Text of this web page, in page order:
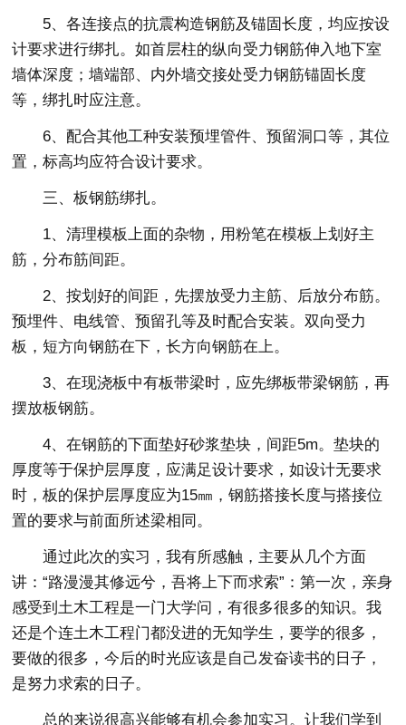
5、各连接点的抗震构造钢筋及锚固长度，均应按设
计要求进行绑扎。如首层柱的纵向受力钢筋伸入地下室
墙体深度；墙端部、内外墙交接处受力钢筋锚固长度
等，绑扎时应注意。
6、配合其他工种安装预埋管件、预留洞口等，其位
置，标高均应符合设计要求。
三、板钢筋绑扎。
1、清理模板上面的杂物，用粉笔在模板上划好主
筋，分布筋间距。
2、按划好的间距，先摆放受力主筋、后放分布筋。
预埋件、电线管、预留孔等及时配合安装。双向受力
板，短方向钢筋在下，长方向钢筋在上。
3、在现浇板中有板带梁时，应先绑板带梁钢筋，再
摆放板钢筋。
4、在钢筋的下面垫好砂浆垫块，间距5m。垫块的
厚度等于保护层厚度，应满足设计要求，如设计无要求
时，板的保护层厚度应为15㎜，钢筋搭接长度与搭接位
置的要求与前面所述梁相同。
通过此次的实习，我有所感触，主要从几个方面
讲：“路漫漫其修远兮，吾将上下而求索”：第一次，亲身
感受到土木工程是一门大学问，有很多很多的知识。我
还是个连土木工程门都没进的无知学生，要学的很多，
要做的很多，今后的时光应该是自己发奋读书的日子，
是努力求索的日子。
总的来说很高兴能够有机会参加实习。让我们学到